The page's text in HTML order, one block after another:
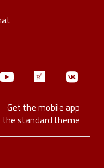
Youtube
Get the mobile app
the standard theme